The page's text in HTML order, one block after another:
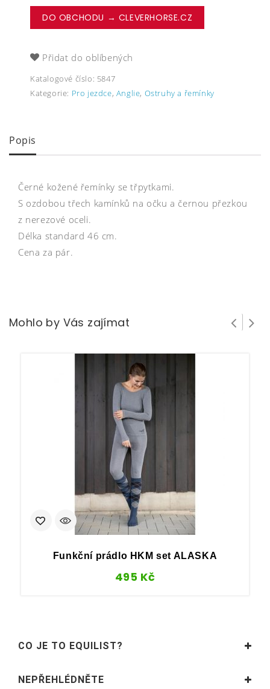
DO OBCHODU → CLEVERHORSE.CZ
Přidat do oblíbených
Katalogové číslo: 5847
Kategorie: Pro jezdce, Anglie, Ostruhy a řemínky
Popis
Černé kožené řemínky se třpytkami.
S ozdobou třech kamínků na očku a černou přezkou
z nerezové oceli.
Délka standard 46 cm.
Cena za pár.
Mohlo by Vás zajímat
Funkční prádlo HKM set ALASKA
495 Kč
CO JE TO EQUILIST?
NEPŘEHLÉDNĚTE